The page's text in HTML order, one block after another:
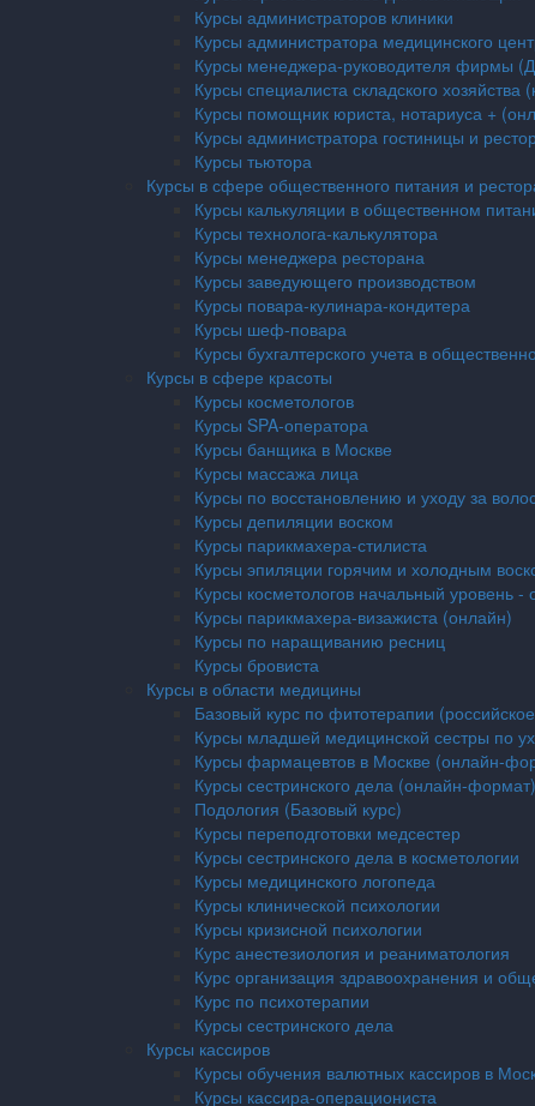
Курсы администраторов клиники
Курсы администратора медицинского
Курсы менеджера-руководителя фирмы
Курсы специалиста складского хозяйства
Курсы помощник юриста, нотариуса +
Курсы администратора гостиницы и
Курсы тьютора
Курсы в сфере общественного питания и
Курсы калькуляции в общественном
Курсы технолога-калькулятора
Курсы менеджера ресторана
Курсы заведующего производством
Курсы повара-кулинара-кондитера
Курсы шеф-повара
Курсы бухгалтерского учета в
Курсы в сфере красоты
Курсы косметологов
Курсы SPA-оператора
Курсы банщика в Москве
Курсы массажа лица
Курсы по восстановлению и уходу за
Курсы депиляции воском
Курсы парикмахера-стилиста
Курсы эпиляции горячим и холодным
Курсы косметологов начальный уровень -
Курсы парикмахера-визажиста (онлайн)
Курсы по наращиванию ресниц
Курсы бровиста
Курсы в области медицины
Базовый курс по фитотерапии
Курсы младшей медицинской сестры по
Курсы фармацевтов в Москве (онлайн-
Курсы сестринского дела (онлайн-формат)
Подология (Базовый курс)
Курсы переподготовки медсестер
Курсы сестринского дела в косметологии
Курсы медицинского логопеда
Курсы клинической психологии
Курсы кризисной психологии
Курс анестезиология и реаниматология
Курс организация здравоохранения и
Курс по психотерапии
Курсы сестринского дела
Курсы кассиров
Курсы обучения валютных кассиров в
Курсы кассира-операциониста